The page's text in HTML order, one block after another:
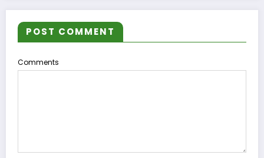
POST COMMENT
Comments